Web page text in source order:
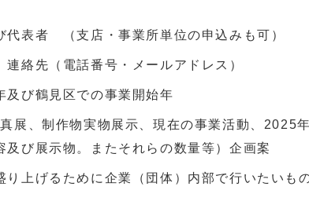
代表者 （支店・事業所単位の申込みも可）
連絡先（電話番号・メールアドレス）
及び鶴見区での事業開始年
展、制作物実物展示、現在の事業活動、2025
及び展示物。またそれらの数量等）企画案
り上げるために企業（団体）内部で行いたいも